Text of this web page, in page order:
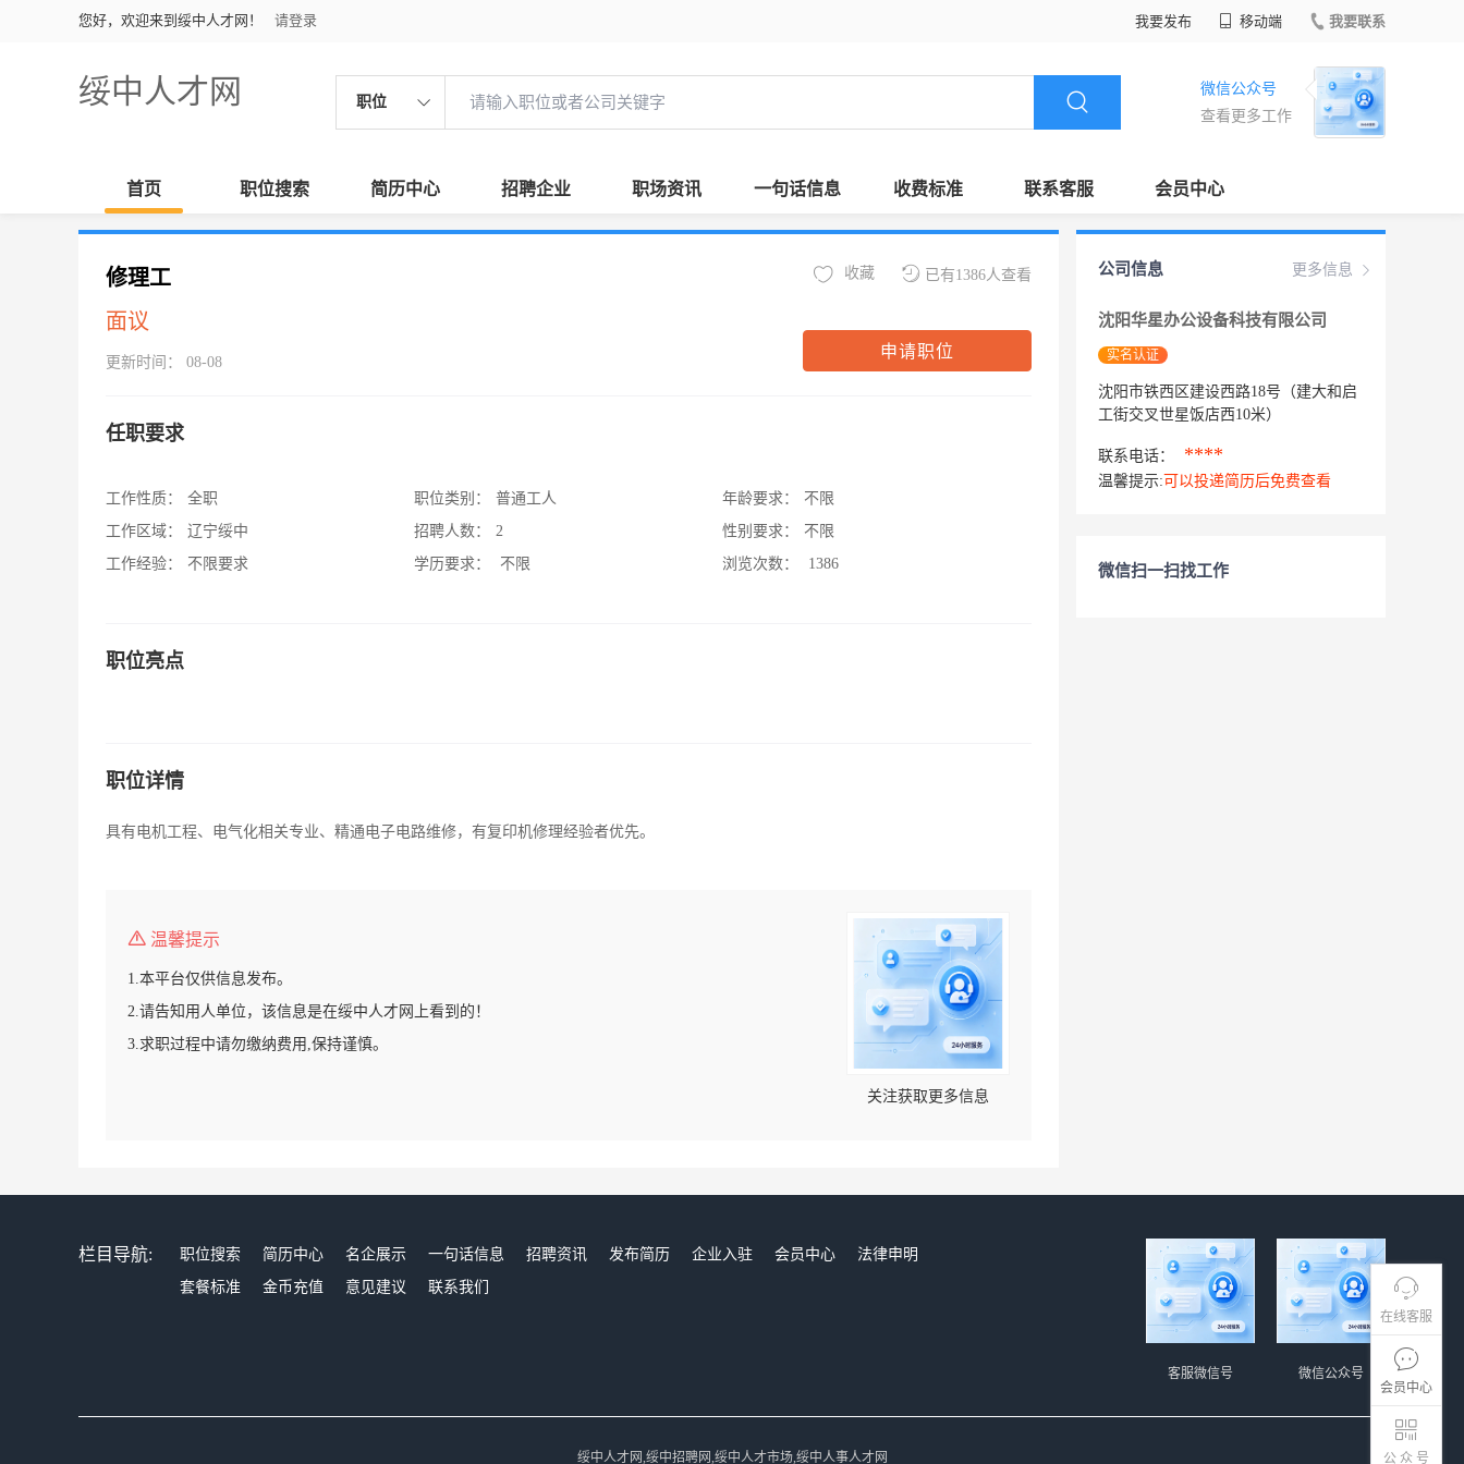
您好，欢迎来到绥中人才网！ 请登录 我要发布 移动端 我要联系
绥中人才网 职位
微信公众号
查看更多工作
首页 职位搜索 简历中心 招聘企业 职场资讯 一句话信息 收费标准 联系客服 会员中心
在线客服
会员中心
公 众 号
修理工
面议
更新时间： 08-08
已有1386人查看
收藏
申请职位
任职要求
工作性质：
全职
工作区域：
辽宁绥中
工作经验：
不限要求
职位类别：
普通工人
招聘人数：
2
学历要求：
不限
年龄要求：
不限
性别要求：
不限
浏览次数：
1386
职位亮点
职位详情
具有电机工程、电气化相关专业、精通电子电路维修，有复印机修理经验者优先。
温馨提示
1.本平台仅供信息发布。
2.请告知用人单位，该信息是在绥中人才网上看到的！
3.求职过程中请勿缴纳费用,保持谨慎。
关注获取更多信息
更多信息
公司信息
沈阳华星办公设备科技有限公司
实名认证
沈阳市铁西区建设西路18号（建大和启
工街交叉世星饭店西10米）
联系电话： ****
温馨提示: 可以投递简历后免费查看
微信扫一扫找工作
栏目导航: 职位搜索 简历中心 名企展示 一句话信息 招聘资讯 发布简历 企业入驻 会员中心
法律申明
套餐标准
金币充值 意见建议 联系我们
微信公众号
客服微信号
绥中人才网,绥中招聘网,绥中人才市场,绥中人事人才网